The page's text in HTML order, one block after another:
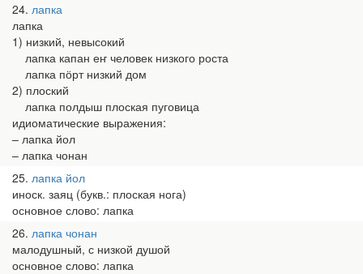
24 лапка
лапка
1) низкий, невысокий
лапка капан еҥ человек низкого роста
лапка пӧрт низкий дом
2) плоский
лапка полдыш плоская пуговица
идиоматические выражения:
– лапка йол
– лапка чонан
25 лапка йол
иноск. заяц (букв.: плоская нога)
основное слово: лапка
26 лапка чонан
малодушный, с низкой душой
основное слово: лапка